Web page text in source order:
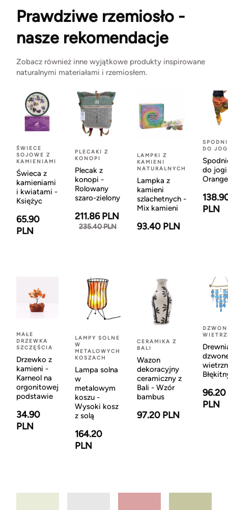
Prawdziwe rzemiosło -
nasze rekomendacje
Zobacz również inne wyjątkowe produkty inspirowane
naturalnymi materiałami i rzemiosłem.
ŚWIECE
SOJOWE Z
KAMIENIAMI
Świeca z
kamieniami
i kwiatami -
Księżyc
65.90
PLN
PLECAKI Z
KONOPI
Plecak z
konopi -
Rolowany
szaro-zielony
211.86 PLN
235.40 PLN
LAMPKI Z
KAMIENI
NATURALNYCH
Lampka z
kamieni
szlachetnych -
Mix kamieni
93.40 PLN
DO
do
Orange
PLN
MAŁE
DRZEWKA
SZCZĘŚCIA
Drzewko z
kamieni -
Karneol na
orgonitowej
podstawie
34.90
PLN
LAMPY SOLNE
W
METALOWYCH
KOSZACH
Lampa solna
w
metalowym
koszu -
Wysoki kosz
z solą
164.20
PLN
CERAMIKA Z
BALI
Wazon
dekoracyjny
ceramiczny z
Bali - Wzór
bambus
97.20 PLN
96.20
PLN